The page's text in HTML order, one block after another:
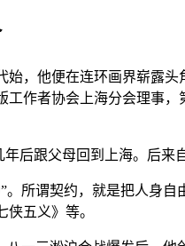
，他便在连环画界崭露
作者协会上海分会理事
后跟父母回到上海。后来
所谓契约，就是把人身
五义》等。